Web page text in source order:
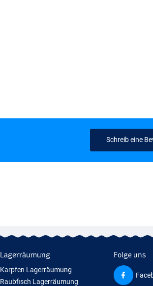
Schreib eine
Lagerräumung
Karpfen Lagerräumung
Raubfisch Lagerräumung
Folge uns